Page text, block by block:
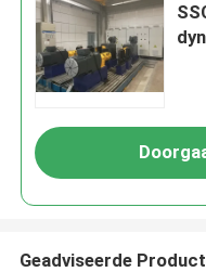
Geadviseerde